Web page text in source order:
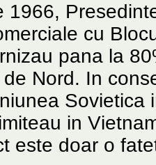
1966,
cu
pana la
Nord. In
Sovietica
in
este doar o